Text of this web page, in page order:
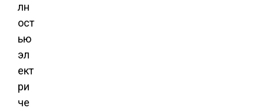
лн
ост
ью
эл
ект
ри
че